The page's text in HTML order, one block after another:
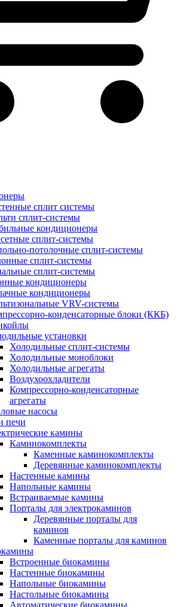
сплит системы
сплит-системы
кондиционеры
сплит-системы
потолочные сплит-системы
сплит-системы
сплит-системы
кондиционеры
кондиционеры
VRV-системы
конденсаторные блоки (ККБ)
установки
Холодильные сплит-системы
Холодильные моноблоки
Холодильные агрегаты
Воздухоохладители
Компрессорно-конденсаторные
агрегаты
насосы
печи
камины
Каминокомплекты
Каменные каминокомплекты
Деревянные каминокомплекты
Настенные камины
Напольные камины
Встраиваемые камины
Порталы для электрокаминов
Деревянные порталы для
каминов
Каменные порталы для каминов
Встроенные биокамины
Настенные биокамины
Напольные биокамины
Настольные биокамины
Автоматические биокамины